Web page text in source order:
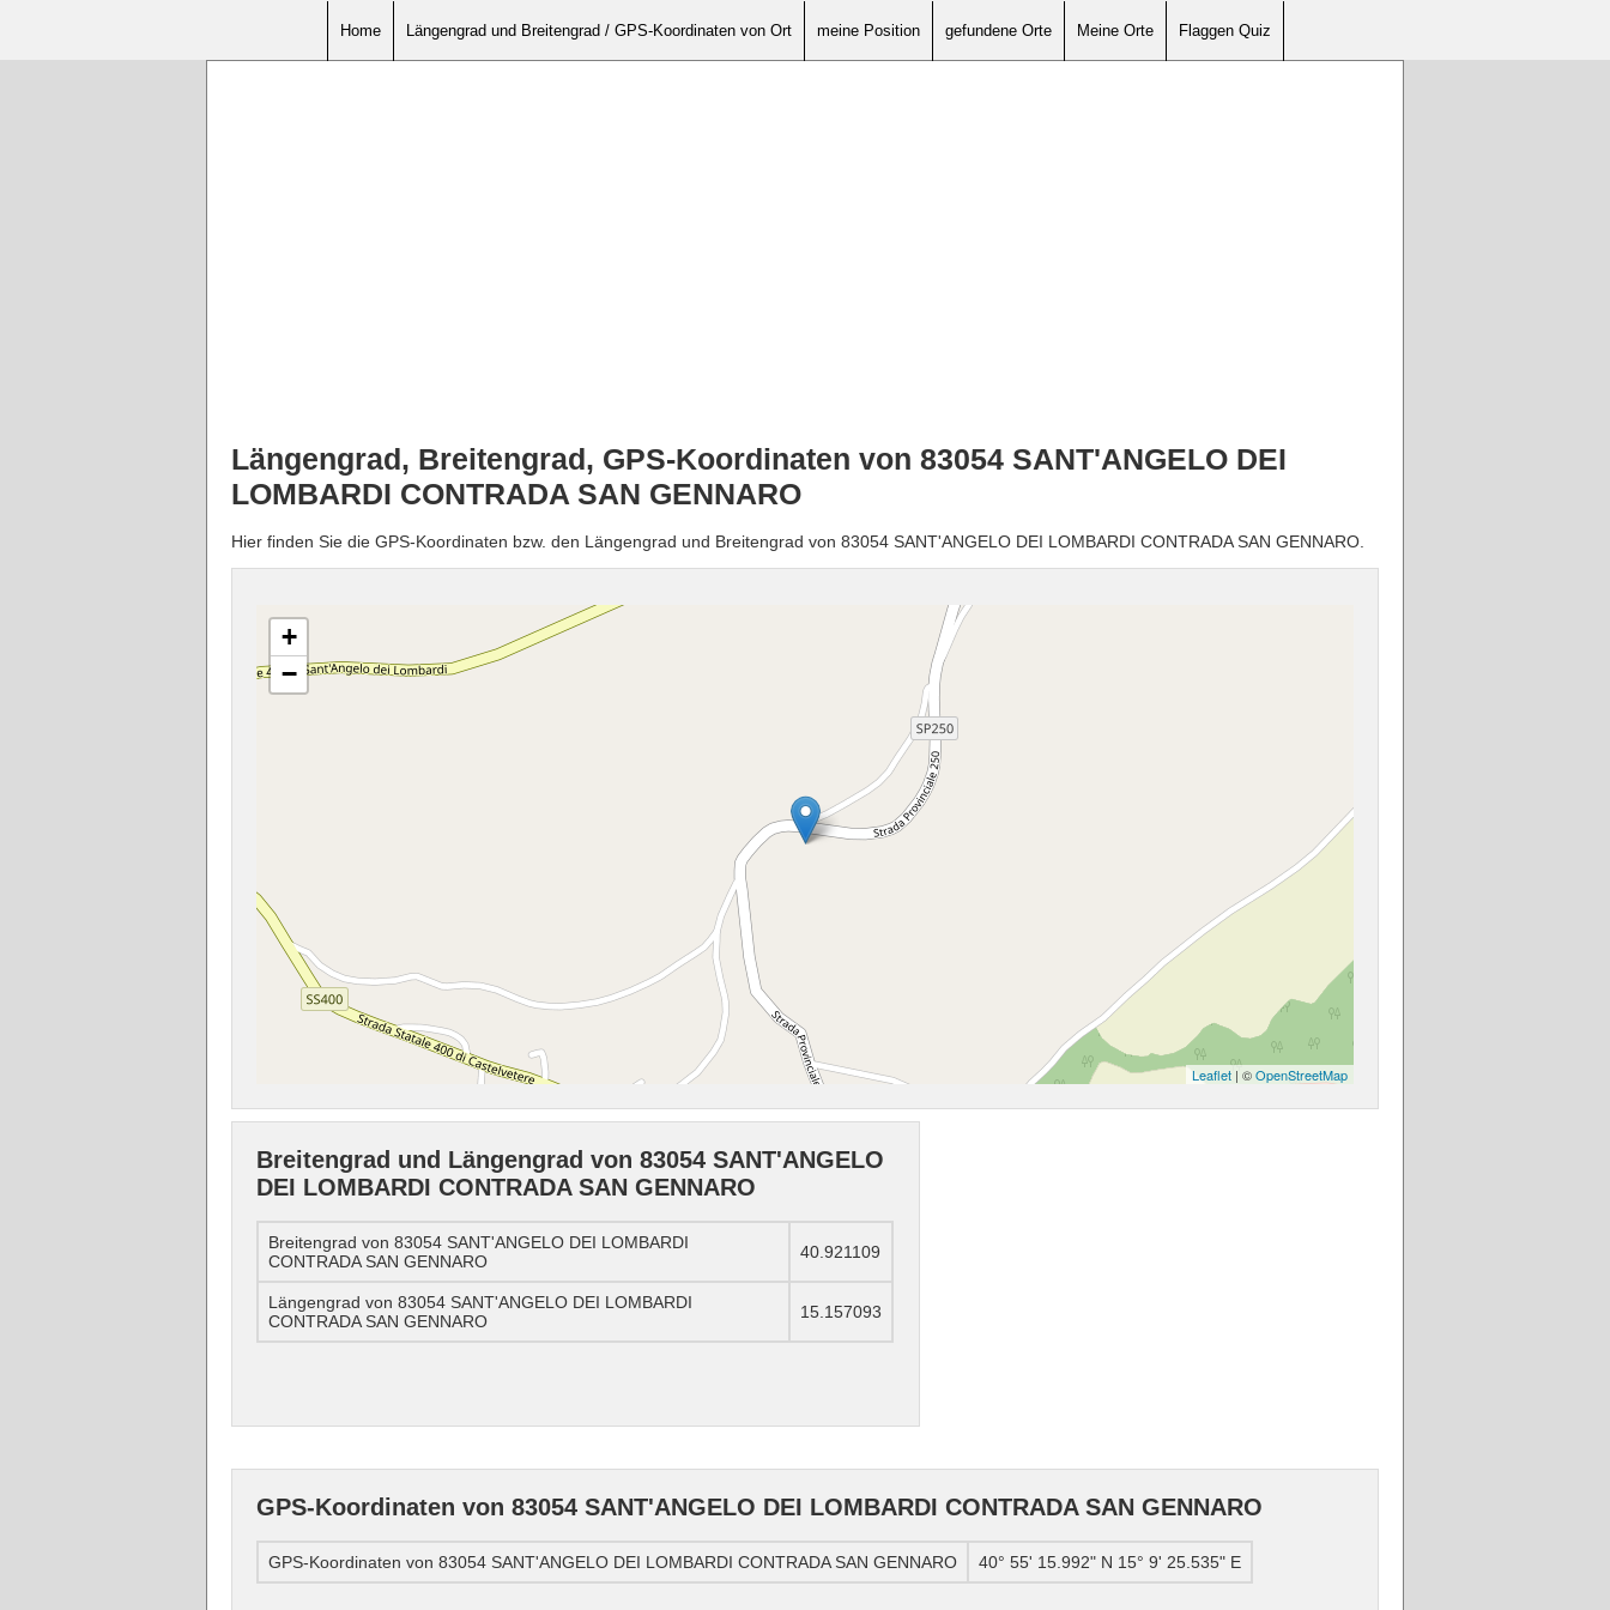
Home Längengrad und Breitengrad / GPS-Koordinaten von Ort meine Position gefundene Orte Meine Orte Flaggen Quiz
Längengrad, Breitengrad, GPS-Koordinaten von 83054 SANT'ANGELO DEI
LOMBARDI CONTRADA SAN GENNARO
Hier finden Sie die GPS-Koordinaten bzw. den Längengrad und Breitengrad von 83054 SANT'ANGELO DEI LOMBARDI CONTRADA SAN GENNARO.
+
−
Leaflet | ©OpenStreetMap
Breitengrad und Längengrad von 83054 SANT'ANGELO
DEI LOMBARDI CONTRADA SAN GENNARO
Breitengrad von 83054 SANT'ANGELO DEI LOMBARDI
CONTRADA SAN GENNARO
40.921109
Längengrad von 83054 SANT'ANGELO DEI LOMBARDI
CONTRADA SAN GENNARO
15.157093
GPS-Koordinaten von 83054 SANT'ANGELO DEI LOMBARDI CONTRADA SAN GENNARO
GPS-Koordinaten von 83054 SANT'ANGELO DEI LOMBARDI CONTRADA SAN GENNARO 40° 55' 15.992" N 15° 9' 25.535" E